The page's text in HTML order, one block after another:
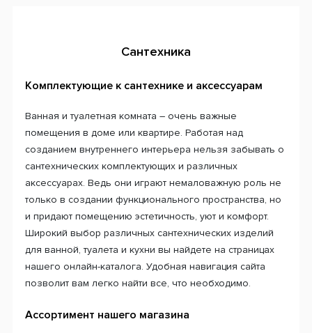
Сантехника
Комплектующие к сантехнике и аксессуарам
Ванная и туалетная комната – очень важные
помещения в доме или квартире. Работая над
созданием внутреннего интерьера нельзя забывать о
сантехнических комплектующих и различных
аксессуарах. Ведь они играют немаловажную роль не
только в создании функционального пространства, но
и придают помещению эстетичность, уют и комфорт.
Широкий выбор различных сантехнических изделий
для ванной, туалета и кухни вы найдете на страницах
нашего онлайн-каталога. Удобная навигация сайта
позволит вам легко найти все, что необходимо.
Ассортимент нашего магазина